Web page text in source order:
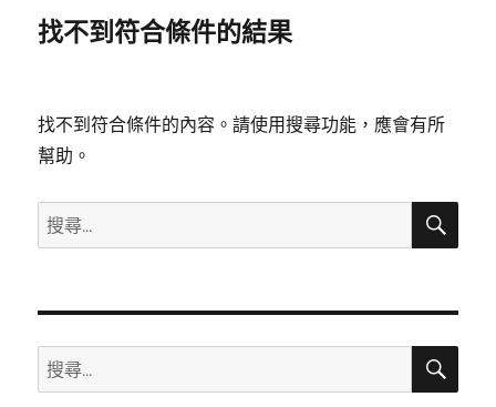
找不到符合條件的結果
找不到符合條件的內容。請使用搜尋功能，應會有所
幫助。
搜
尋
鍵
字:
搜
搜
尋
搜